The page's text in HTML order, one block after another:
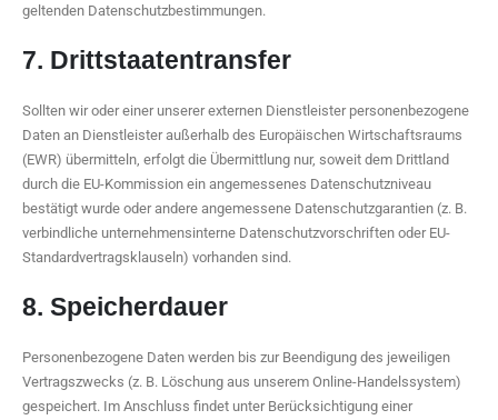
geltenden Datenschutzbestimmungen.
7. Drittstaatentransfer
Sollten wir oder einer unserer externen Dienstleister personenbezogene
Daten an Dienstleister außerhalb des Europäischen Wirtschaftsraums
(EWR) übermitteln, erfolgt die Übermittlung nur, soweit dem Drittland
durch die EU-Kommission ein angemessenes Datenschutzniveau
bestätigt wurde oder andere angemessene Datenschutzgarantien (z. B.
verbindliche unternehmensinterne Datenschutzvorschriften oder EU-
Standardvertragsklauseln) vorhanden sind.
8. Speicherdauer
Personenbezogene Daten werden bis zur Beendigung des jeweiligen
Vertragszwecks (z. B. Löschung aus unserem Online-Handelssystem)
gespeichert. Im Anschluss findet unter Berücksichtigung einer